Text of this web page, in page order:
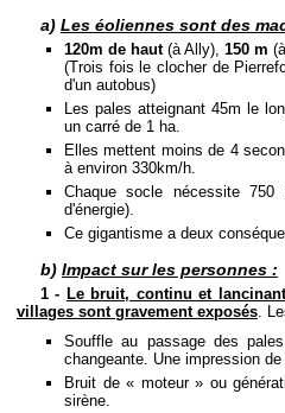
a) Les éoliennes sont des
120m de haut(à Ally), 150 m
(Trois fois le clocher de
d'un autobus)
Les pales atteignant 45m le
un carré de 1 ha.
Elles mettent moins de 4
à environ 330km/h.
Chaque socle nécessite
d'énergie).
Ce gigantisme a deux
b) Impact sur les personnes :
1 - Le bruit, continu et
villages sont gravement exposés.
Souffle au passage des
changeante. Une impression
Bruit de « moteur » ou
sirène.